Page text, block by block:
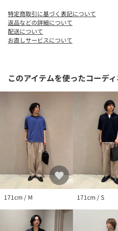
組織をサテンにすることで自然な
ノパンながら上品な見え方に仕上が
ポリエステル混のため、従来のチ
がつきにくく、デイリーに扱いやす
軽快な素材感のパンツのため、ハ
洗いざらしのシャツなど、爽やか
すすめです。
タックが効いた上品なシルエット
わせても大人らしくまとまり、ス
大人のきれいめカジュアルスタイ
============================
裏地：なし
透け感：なし
伸縮：なし
光沢感：微光沢あり
============================
特定商取引に基づく表記について
返品などの詳細について
配送について
お直しサービスについて
このアイテムを使ったコーデ
171cm / M 171cm / S